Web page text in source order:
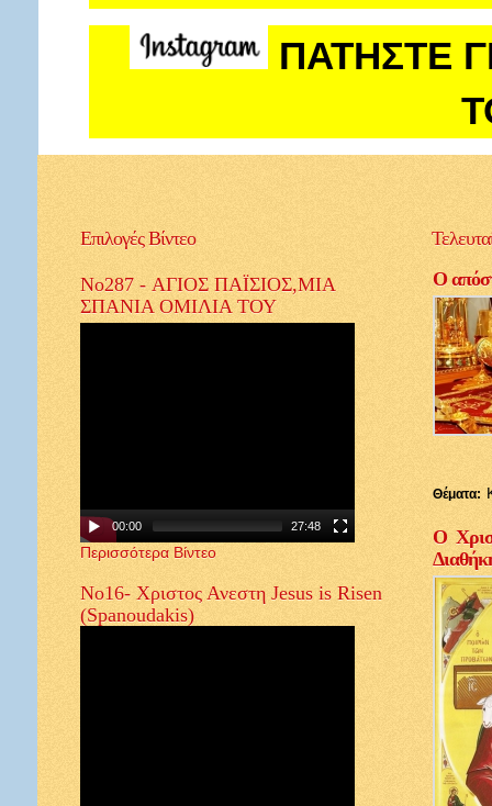
ΠΑΤΗΣΤΕ
ΕπιλογέςΒίντεο
No287 - ΑΓΙΟΣ ΠΑΪΣΙΟΣ,ΜΙΑ
ΣΠΑΝΙΑ ΟΜΙΛΙΑ ΤΟΥ
00:00 27:48
Περισσότερα Βίντεο
Νο16- Χριστος Ανεστη Jesus is Risen
(Spanoudakis)
Ο
Θέματα:
Ο